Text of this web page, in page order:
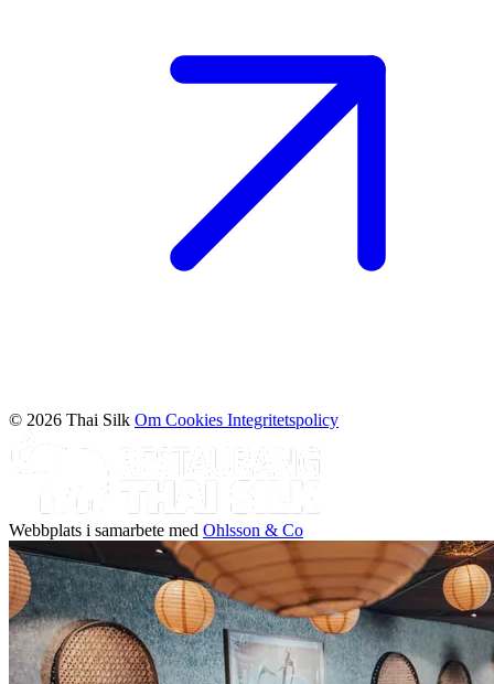
© 2026 Thai Silk Om Cookies Integritetspolicy
Webbplats i samarbete med Ohlsson & Co